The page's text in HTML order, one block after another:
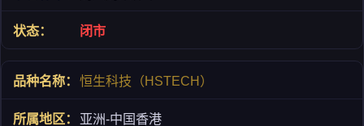
闭市
恒生科技（HSTECH）
亚洲-中国香港